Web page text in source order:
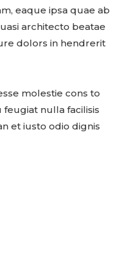
eaque ipsa quae ab
architecto beatae
dolors in hendrerit
molestie cons to
nulla facilisis
et iusto odio dignis